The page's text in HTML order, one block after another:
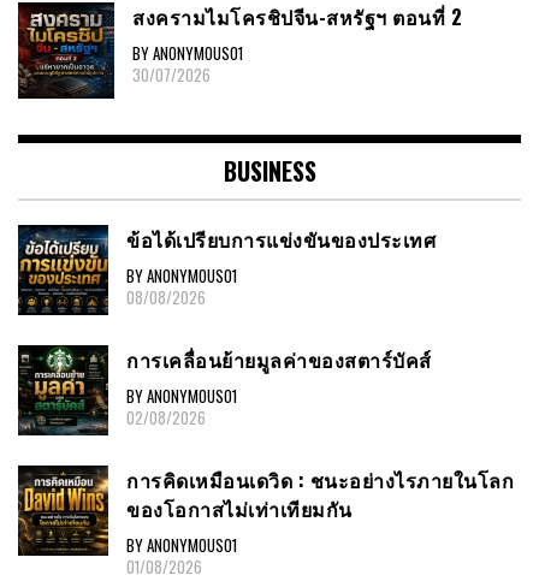
สงครามไมโครชิปจีน-สหรัฐฯ ตอนที่ 2
BY ANONYMOUS01
30/07/2026
BUSINESS
ข้อได้เปรียบการแข่งขันของประเทศ
BY ANONYMOUS01
08/08/2026
การเคลื่อนย้ายมูลค่าของสตาร์บัคส์
BY ANONYMOUS01
02/08/2026
การคิดเหมือนเดวิด : ชนะอย่างไรภายในโลก
ของโอกาสไม่เท่าเทียมกัน
BY ANONYMOUS01
01/08/2026